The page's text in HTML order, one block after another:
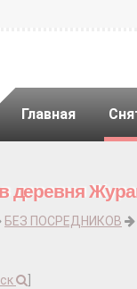
Главная
деревня
БЕЗ ПОСРЕДНИКОВ